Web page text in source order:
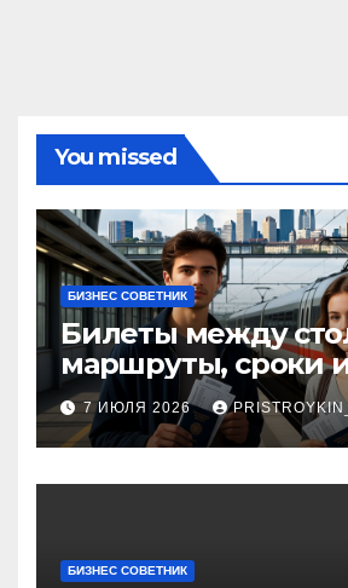
You missed
БИЗНЕС СОВЕТНИК
Билеты между
маршруты, сроки
документы
7 ИЮЛЯ 2026
БИЗНЕС СОВЕТНИК